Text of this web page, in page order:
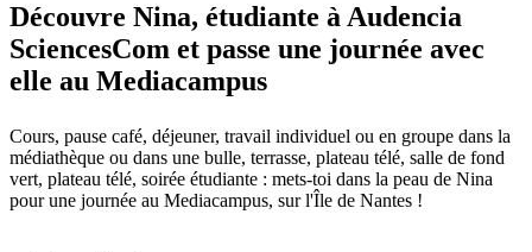
Découvre Nina, étudiante à Audencia
SciencesCom et passe une journée avec
elle au Mediacampus
Cours, pause café, déjeuner, travail individuel ou en groupe dans la
médiathèque ou dans une bulle, terrasse, plateau télé, salle de fond
vert, plateau télé, soirée étudiante : mets-toi dans la peau de Nina
pour une journée au Mediacampus, sur l'Île de Nantes !